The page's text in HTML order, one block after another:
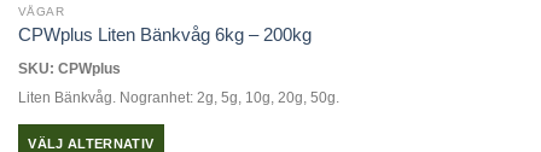
VÅGAR
CPWplus Liten Bänkvåg 6kg – 200kg
SKU: CPWplus
Liten Bänkvåg. Nogranhet: 2g, 5g, 10g, 20g, 50g.
VÄLJ ALTERNATIV